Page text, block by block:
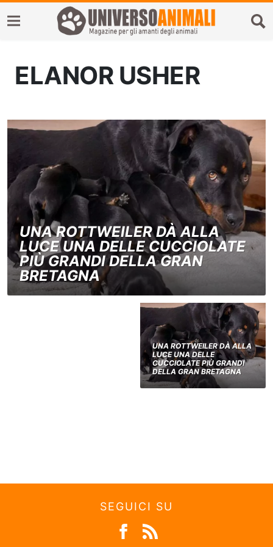
ELANOR USHER
UNA ROTTWEILER DÀ ALLA
LUCE UNA DELLE CUCCIOLATE
PIÙ GRANDI DELLA GRAN
BRETAGNA
UNA ROTTWEILER DÀ ALLA
LUCE UNA DELLE
CUCCIOLATE PIÙ GRANDI
DELLA GRAN BRETAGNA
SEGUICI SU